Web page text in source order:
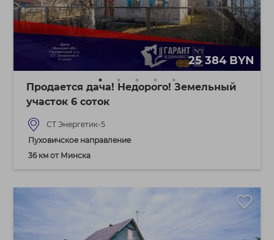
25 384 BYN
Продается дача! Недорого! Земельный
участок 6 соток
СТ Энергетик-5
Пуховичское направление
36 км от Минска